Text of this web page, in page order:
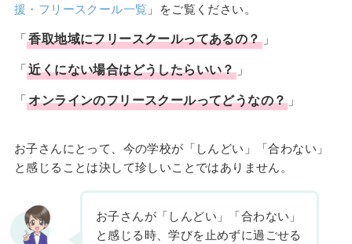
援・フリースクール一覧 」をご覧ください。
「香取地域にフリースクールってあるの？」
「近くにない場合はどうしたらいい？」
「オンラインのフリースクールってどうなの？ 」
お子さんにとって、今の学校が「しんどい」「合わない」
と感じることは決して珍しいことではありません。
お子さんが「しんどい」「合わない」
と感じる時、学びを止めずに過ごせる